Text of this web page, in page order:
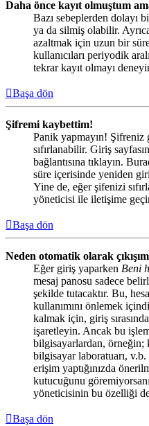
Daha önce kayıt olmuştum
Bazı sebeplerden dolayı
ya da silmiş olabilir.
azaltmak için uzun bir
kullanıcıları periyodik
tekrar kayıt olmayı
Başa dön
Şifremi kaybettim!
Panik yapmayın! Şifreniz
sıfırlanabilir. Giriş
bağlantısına tıklayın.
süre içerisinde yeniden
Yine de, eğer şifenizi
yöneticisi ile iletişime
Başa dön
Neden otomatik olarak
Eğer giriş yaparken Beni
mesaj panosu sadece
şekilde tutacaktır. Bu,
kullanımını önlemek
kalmak için, giriş sırasında
işaretleyin. Ancak bu
bilgisayarlardan, örneğin;
bilgisayar laboratuarı,
erişim yaptığınızda
kutucuğunu
yöneticisinin bu özelliği
Başa dön